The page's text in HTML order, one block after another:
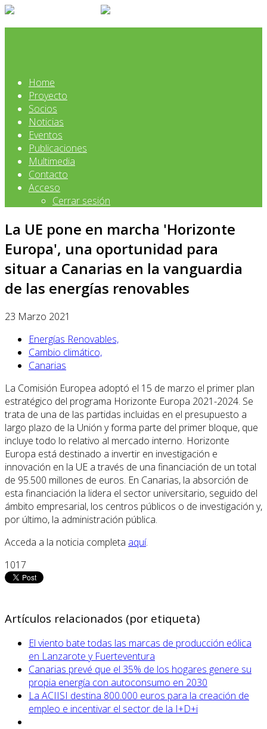
Home
Proyecto
Socios
Noticias
Eventos
Publicaciones
Multimedia
Contacto
Acceso
Cerrar sesión
La UE pone en marcha 'Horizonte
Europa', una oportunidad para
situar a Canarias en la vanguardia
de las energías renovables
23 Marzo 2021
Energías Renovables,
Cambio climático,
Canarias
La Comisión Europea adoptó el 15 de marzo el primer plan
estratégico del programa Horizonte Europa 2021-2024. Se
trata de una de las partidas incluidas en el presupuesto a
largo plazo de la Unión y forma parte del primer bloque, que
incluye todo lo relativo al mercado interno. Horizonte
Europa está destinado a invertir en investigación e
innovación en la UE a través de una financiación de un total
de 95.500 millones de euros. En Canarias, la absorción de
esta financiación la lidera el sector universitario, seguido del
ámbito empresarial, los centros públicos o de investigación y,
por último, la administración pública.
Acceda a la noticia completa aquí.
1017
Artículos relacionados (por etiqueta)
El viento bate todas las marcas de producción eólica
en Lanzarote y Fuerteventura
Canarias prevé que el 35% de los hogares genere su
propia energía con autoconsumo en 2030
La ACIISI destina 800.000 euros para la creación de
empleo e incentivar el sector de la I+D+i